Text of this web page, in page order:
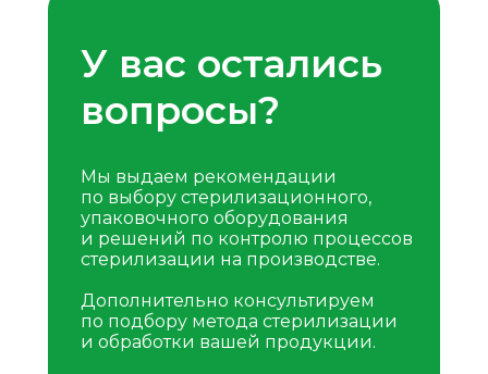
У вас остались
вопросы?
Мы выдаем рекомендации
по выбору стерилизационного,
упаковочного оборудования
и решений по контролю процессов
стерилизации на производстве.
Дополнительно консультируем
по подбору метода стерилизации
и обработки вашей продукции.